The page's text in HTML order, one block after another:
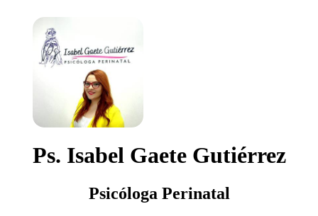
Ps. Isabel Gaete Gutiérrez
Psicóloga Perinatal